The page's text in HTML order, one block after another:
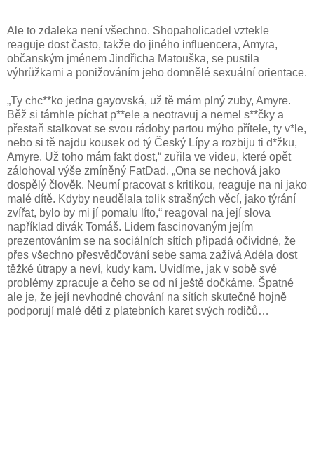
Ale to zdaleka není všechno. Shopaholicadel vztekle
reaguje dost často, takže do jiného influencera, Amyra,
občanským jménem Jindřicha Matouška, se pustila
výhrůžkami a ponižováním jeho domnělé sexuální orientace.
„Ty chc**ko jedna gayovská, už tě mám plný zuby, Amyre.
Běž si támhle píchat p**ele a neotravuj a nemel s**čky a
přestaň stalkovat se svou rádoby partou mýho přítele, ty v*le,
nebo si tě najdu kousek od tý Český Lípy a rozbiju ti d*žku,
Amyre. Už toho mám fakt dost,“ zuřila ve videu, které opět
zálohoval výše zmíněný FatDad. „Ona se nechová jako
dospělý člověk. Neumí pracovat s kritikou, reaguje na ni jako
malé dítě. Kdyby neudělala tolik strašných věcí, jako týrání
zvířat, bylo by mi jí pomalu líto,“ reagoval na její slova
například divák Tomáš. Lidem fascinovaným jejím
prezentováním se na sociálních sítích připadá očividné, že
přes všechno přesvědčování sebe sama zažívá Adéla dost
těžké útrapy a neví, kudy kam. Uvidíme, jak v sobě své
problémy zpracuje a čeho se od ní ještě dočkáme. Špatné
ale je, že její nevhodné chování na sítích skutečně hojně
podporují malé děti z platebních karet svých rodičů…